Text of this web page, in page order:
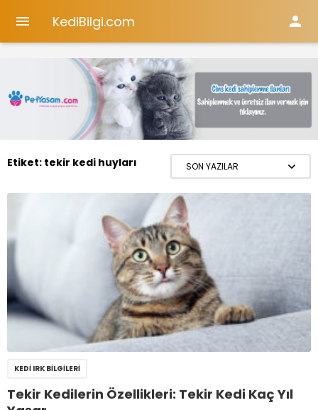
 KediBilgi.com 
Etiket: tekir kedi huyları
KEDI IRK BILGILERI
Tekir Kedilerin Özellikleri: Tekir Kedi Kaç Yıl